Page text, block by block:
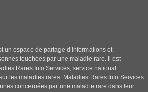
un espace de partage d’informations et
touchées par une maladie rare. Il est
Rares Info Services, service national
les maladies rares. Maladies Rares Info Services
concernées par une maladie rare dans leur